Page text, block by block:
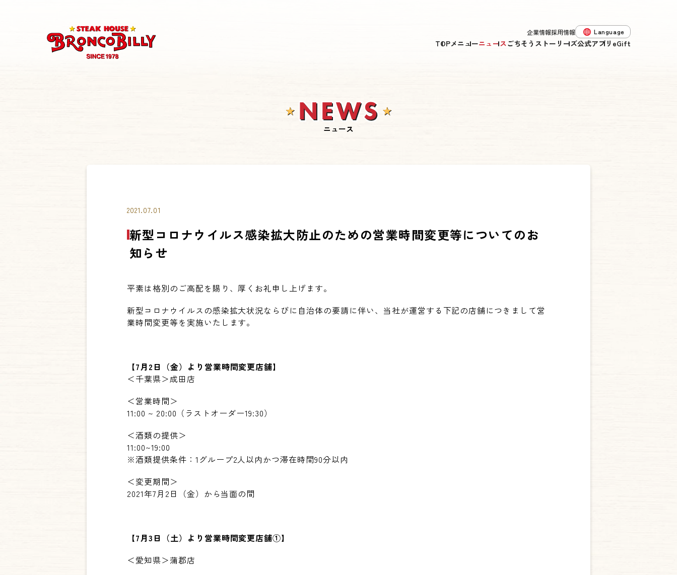
TOPメニューニュースごちそうストーリーズ公式アプリ eGift
企業情報採用情報 Language
한국어
ニュース
2021.07.01
新型コロナウイルス感染拡大防止のための営業時間変更等についてのお
知らせ
平素は格別のご高配を賜り、厚くお礼申し上げます。
新型コロナウイルスの感染拡大状況ならびに自治体の要請に伴い、当社が運営する下記の店舗につきまして営
業時間変更等を実施いたします。
【7月 2 日（金）より営業時間変更店舗】
＜千葉県＞成田店
＜営業時間＞
11:00 ~ 20:00 （ラストオーダー19:30）
＜酒類の提供＞
11:00~19:00
※酒類提供条件： 1 グループ2人以内かつ滞在時間90分以内
＜変更期間＞
2021年7月 2 日（金）から当面の間
【7月3 日（土）より営業時間変更店舗①】
＜愛知県＞蒲郡店